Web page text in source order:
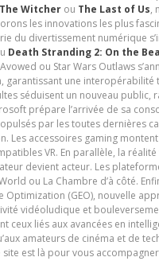
The Witcherou The Last of Us,
les innovations les plus
du divertissement numérique
Death Stranding 2: On the
ou Star Wars Outlaws
une
séduisent un nouveau
prépare l’arrivée de sa
par les toutes dernières
accessoires gaming
VR. En parallèle, la
devient acteur. Les
ou La Chambre d’à côté.
(GEO), nouvelle
vidéoludique et
liés aux avancées en
amateurs de cinéma et de
est là pour vous